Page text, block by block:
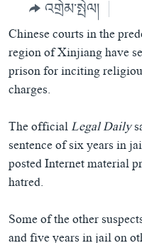
དཀར་
ཆག་
ལ་
ཐད་
བསྐྱོད།
ཀར་
འཚོལ་
ཞིབ་
ལ་
ཧི་མ་ལ་ཡ།
བརྙན་འཕྲིན།
ཀུན་གླེང་གསར་འགྱུར།
ཀུན་གླེང་།
དྲ་སྣང་གི་བོད།
དྲ་བརྙན་གསར་འགྱུར།
དཔེ་ཀློག
རླུང་འཕྲིན།
སྔ་དྲོའི་གསར་འགྱུར།
དགོང་དྲོའི་གསར་འགྱུར།
བགྲོ་གླེང་མདུན་ལྕོག
དཔེ་ཀློག
གསར་འགོད་རང་དབང་།
Learning English
རྗེས་འབྲངས།
སྐད་ཡིག
འགྲེམ་སྤེལ།
Chinese courts in the
region of Xinjiang have
prison for inciting
charges.
The officialLegal Daily
sentence of six years in
posted Internet material
hatred.
Some of the other